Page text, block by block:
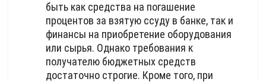
быть как средства на погашение
процентов за взятую ссуду в банке, так и
финансы на приобретение оборудования
или сырья. Однако требования к
получателю бюджетных средств
достаточно строгие. Кроме того, при